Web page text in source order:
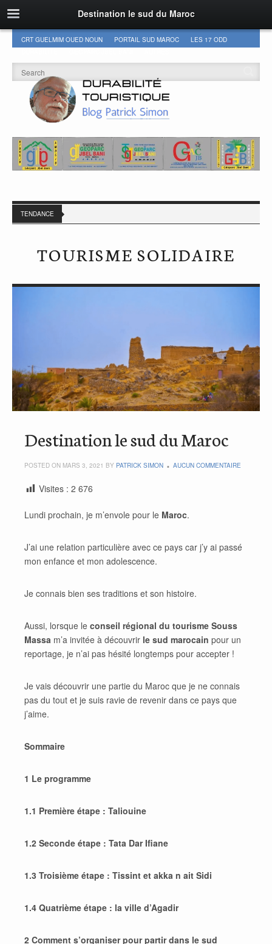
Destination le sud du Maroc
CRT GUELMIM OUED NOUN PORTAIL SUD MAROC
LES 17 ODD
TENDANCE
TOURISME SOLIDAIRE
Destination le sud du Maroc
POSTED ON MARS 3, 2021 BY PATRICK SIMON AUCUN COMMENTAIRE
Visites : 2 676
Lundi prochain, je m’envole pour le Maroc.
J’ai une relation particulière avec ce pays car j’y ai passé
mon enfance et mon adolescence.
Je connais bien ses traditions et son histoire.
Aussi, lorsque le conseil régional du tourisme Souss
Massa m’a invitée à découvrir le sud marocain pour un
reportage, je n’ai pas hésité longtemps pour accepter !
Je vais découvrir une partie du Maroc que je ne connais
pas du tout et je suis ravie de revenir dans ce pays que
j’aime.
Sommaire
1 Le programme
1.1 Première étape : Taliouine
1.2 Seconde étape : Tata Dar Ifiane
1.3 Troisième étape : Tissint et akka n ait Sidi
1.4 Quatrième étape : la ville d’Agadir
2 Comment s’organiser pour partir dans le sud